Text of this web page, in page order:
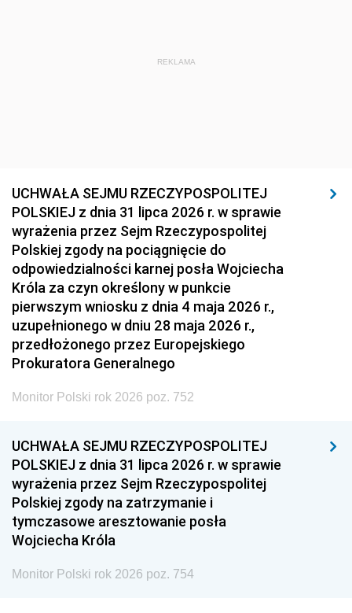
REKLAMA
UCHWAŁA SEJMU RZECZYPOSPOLITEJ
POLSKIEJ z dnia 31 lipca 2026 r. w sprawie
wyrażenia przez Sejm Rzeczypospolitej
Polskiej zgody na pociągnięcie do
odpowiedzialności karnej posła Wojciecha
Króla za czyn określony w punkcie
pierwszym wniosku z dnia 4 maja 2026 r.,
uzupełnionego w dniu 28 maja 2026 r.,
przedłożonego przez Europejskiego
Prokuratora Generalnego
Monitor Polski rok 2026 poz. 752
UCHWAŁA SEJMU RZECZYPOSPOLITEJ
POLSKIEJ z dnia 31 lipca 2026 r. w sprawie
wyrażenia przez Sejm Rzeczypospolitej
Polskiej zgody na zatrzymanie i
tymczasowe aresztowanie posła
Wojciecha Króla
Monitor Polski rok 2026 poz. 754